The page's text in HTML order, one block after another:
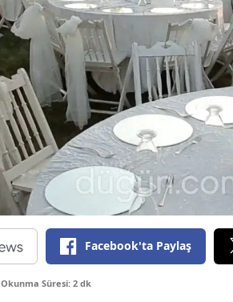
Facebook'ta Paylaş
Okunma Süresi: 2 dk